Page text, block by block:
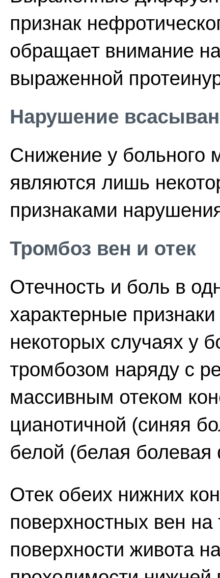
признак
обращает внимание
выраженной
Нарушение
Снижение у больного
являются лишь
признаками
Тромбоз вен и отек
Отечность и боль в
характерные
некоторых случаях у
тромбозом наряду с
массивным отеком
цианотичной (синяя
белой (белая
Отек обеих нижних
поверхностных вен
поверхности живота